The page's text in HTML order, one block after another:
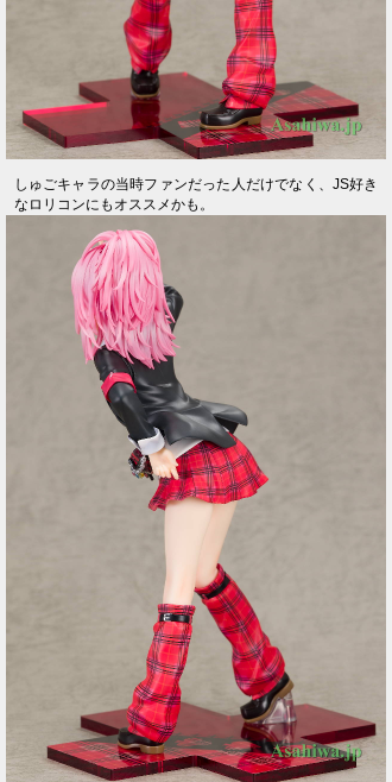
しゅごキャラの当時ファンだった人だけでなく、JS好き
なロリコンにもオススメかも。